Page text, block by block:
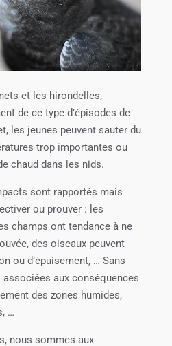
et les hirondelles,
de ce type d’épisodes de
les jeunes peuvent sauter du
trop importantes ou
chaud dans les nids.
sont rapportés mais
ou prouver : les
champs ont tendance à ne
des oiseaux peuvent
ou d’épuisement, … Sans
aux conséquences
des zones humides,
…
nous sommes aux